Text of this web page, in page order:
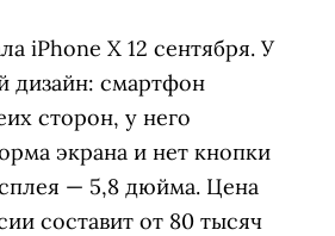
iPhone X 12 сентября. У
дизайн: смартфон
сторон, у него
экрана и нет кнопки
— 5,8 дюйма. Цена
составит от 80 тысяч